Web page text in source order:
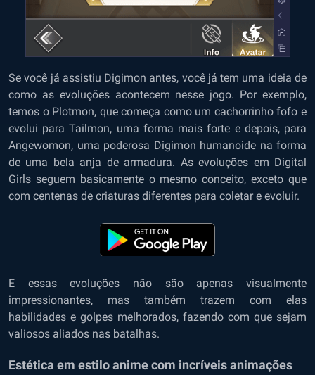
Se você já assistiu Digimon antes, você já tem uma ideia de
como as evoluções acontecem nesse jogo. Por exemplo,
temos o Plotmon, que começa como um cachorrinho fofo e
evolui para Tailmon, uma forma mais forte e depois, para
Angewomon, uma poderosa Digimon humanoide na forma
de uma bela anja de armadura. As evoluções em Digital
Girls seguem basicamente o mesmo conceito, exceto que
com centenas de criaturas diferentes para coletar e evoluir.
E essas evoluções não são apenas visualmente
impressionantes, mas também trazem com elas
habilidades e golpes melhorados, fazendo com que sejam
valiosos aliados nas batalhas.
Estética em estilo anime com incríveis animações